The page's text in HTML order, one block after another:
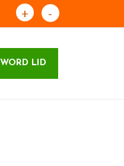
+ -
WORD LID